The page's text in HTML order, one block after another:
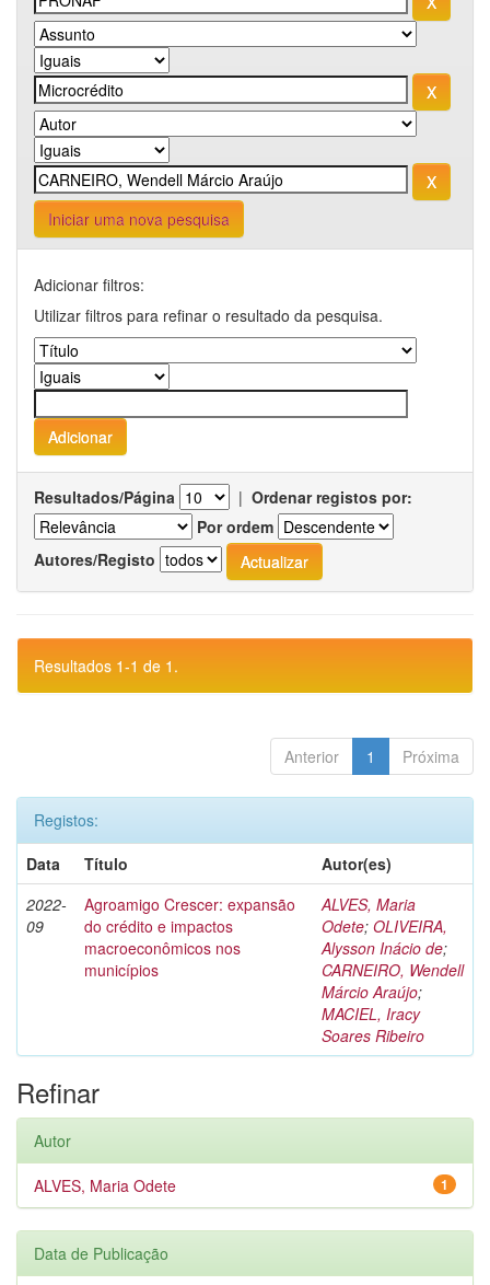
Iniciar uma nova pesquisa
Adicionar filtros:
Utilizar filtros para refinar o resultado da pesquisa.
Resultados/Página | Ordenar registos por:
Por ordem
Autores/Registo
Resultados 1-1 de 1.
Anterior 1 Próxima
Registos:
Data
Título
Autor(es)
2022-
09
Agroamigo Crescer: expansão
do crédito e impactos
macroeconômicos nos
municípios
ALVES, Maria
Odete; OLIVEIRA,
Alysson Inácio de;
CARNEIRO, Wendell
Márcio Araújo;
MACIEL, Iracy
Soares Ribeiro
Refinar
Autor
1
ALVES, Maria Odete
Data de Publicação